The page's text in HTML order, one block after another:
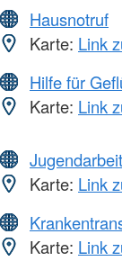
Hausnotruf
Karte: Link
Hilfe für
Karte: Link
Jugendarbeit
Karte: Link
Karte: Link